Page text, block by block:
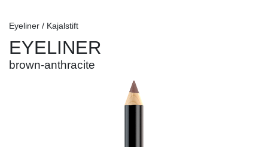
Eyeliner / Kajalstift
EYELINER
brown-anthracite